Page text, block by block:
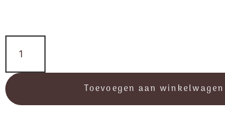
Tulip™
Red
aantal
Toevoegen aan winkelwagen